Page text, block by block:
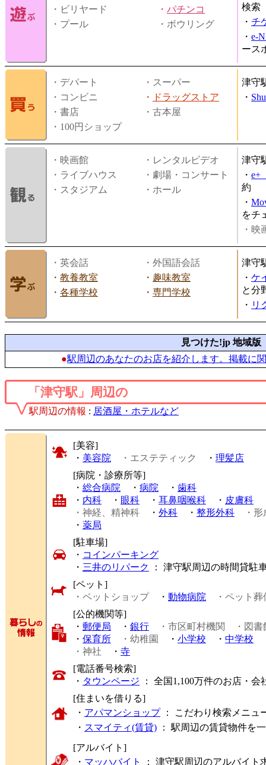
・ビリヤード
・ パチンコ
・プール
・ボウリング
検索
・ チ
・ e-
ース
・デパート
・スーパー
・コンビニ
・
ドラッグストア
・書店
・古本屋
・100円ショップ
津守
・
・映画館
・レンタルビデオ
・ライブハウス
・劇場・コンサート
・スタジアム
・ホール
津守
・ e+
約
・
をチ
・映
・英会話
・外国語会話
・ 教養教室 ・ 趣味教室
・ 各種学校 ・ 専門学校
津守
・ ケ
と分
・ リ
見つけた!jp 地域版
●駅周辺のあなたのお店を紹介します。掲載に
「津守駅」周辺の
駅周辺の情報 : 居酒屋・ホテルなど
[美容]
・ 美容院 ・エステティック ・ 理髪店
[病院・診療所等]
・ 総合病院 ・ 病院 ・ 歯科
・ 内科 ・ 眼科 ・ 耳鼻咽喉科 ・ 皮膚科
・神経、精神科 ・ 外科 ・ 整形外科
・
・ 薬局
[駐車場]
・ コインパーキング
・ 三井のリパーク
： 津守駅周辺の時間貸駐
[ペット]
・ペットショップ・ 動物病院
・ペット葬
[公的機関等]
・ 郵便局 ・ 銀行 ・市区町村機関
・図書
・ 保育所 ・幼稚園 ・ 小学校 ・ 中学校
・神社 ・ 寺
[電話番号検索]
・ タウンページ ： 全国1,100万件のお店・
[住まいを借りる]
・ アパマンショップ： こだわり検索メニュ
・ スマイティ(賃貸) ： 駅周辺の賃貸物件を
[アルバイト]
・ マッハバイト ： 津守駅周辺のアルバイト